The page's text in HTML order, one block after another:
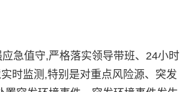
急值守,严格落实领导带班、24小时
时监测,特别是对重点风险源、突发